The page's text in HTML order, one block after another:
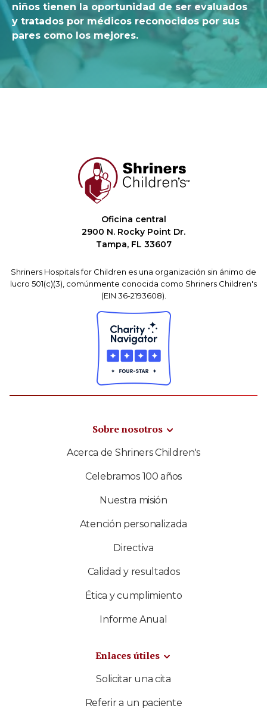
niños tienen la oportunidad de ser evaluados
y tratados por médicos reconocidos por sus
pares como los mejores.
Oficina central
2900 N. Rocky Point Dr.
Tampa, FL 33607
Shriners Hospitals for Children es una organización sin ánimo de
lucro 501(c)(3), comúnmente conocida como Shriners Children's
(EIN 36-2193608).
Sobre nosotros
Acerca de Shriners Children's
Celebramos 100 años
Nuestra misión
Atención personalizada
Directiva
Calidad y resultados
Ética y cumplimiento
Informe Anual
Enlaces útiles
Solicitar una cita
Referir a un paciente